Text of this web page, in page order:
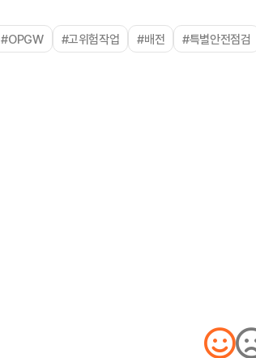
#OPGW #고위험작업 #배전 #특별안전점검